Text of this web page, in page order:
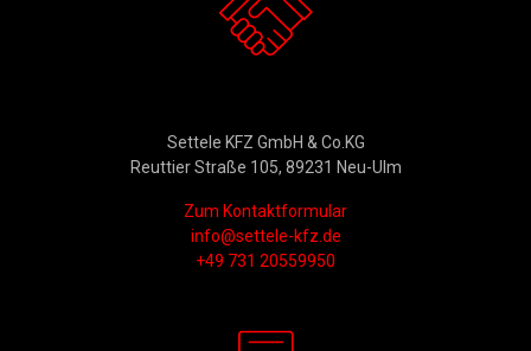
Settele KFZ GmbH & Co.KG
Reuttier Straße 105, 89231 Neu-Ulm
Zum Kontaktformular
info@settele-kfz.de
+49 731 20559950